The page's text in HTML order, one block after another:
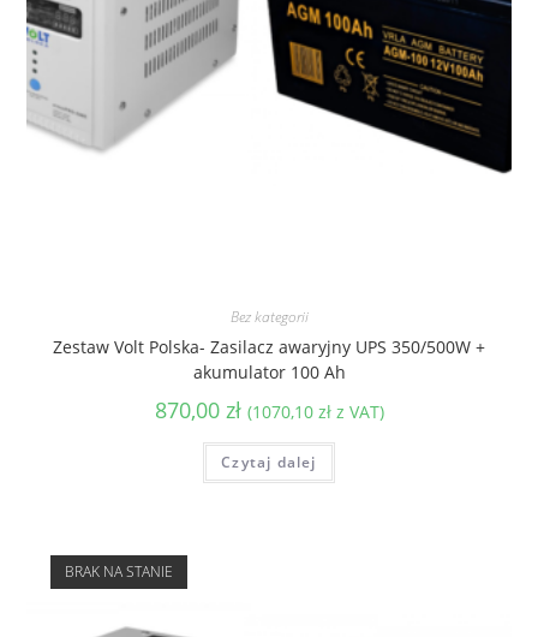
Bez kategorii
Zestaw Volt Polska- Zasilacz awaryjny UPS 350/500W +
akumulator 100 Ah
870,00 zł (1070,10 złz VAT)
Czytaj dalej
BRAK NA STANIE